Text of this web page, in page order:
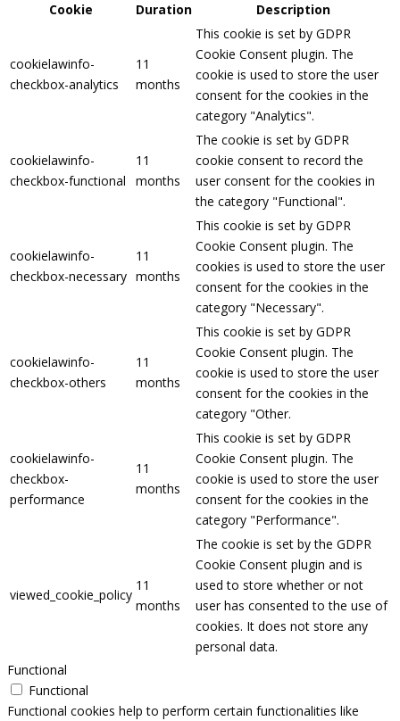
Cookie Duration Description
cookielawinfo-
checkbox-analytics
11
months
This cookie is set by GDPR
Cookie Consent plugin. The
cookie is used to store the user
consent for the cookies in the
category "Analytics".
cookielawinfo-
checkbox-functional
11
months
The cookie is set by GDPR
cookie consent to record the
user consent for the cookies in
the category "Functional".
cookielawinfo-
checkbox-necessary
11
months
This cookie is set by GDPR
Cookie Consent plugin. The
cookies is used to store the user
consent for the cookies in the
category "Necessary".
cookielawinfo-
checkbox-others
11
months
This cookie is set by GDPR
Cookie Consent plugin. The
cookie is used to store the user
consent for the cookies in the
category "Other.
cookielawinfo-
checkbox-
performance
11
months
This cookie is set by GDPR
Cookie Consent plugin. The
cookie is used to store the user
consent for the cookies in the
category "Performance".
viewed_cookie_policy
11
months
The cookie is set by the GDPR
Cookie Consent plugin and is
used to store whether or not
user has consented to the use of
cookies. It does not store any
personal data.
Functional
Functional
Functional cookies help to perform certain functionalities like